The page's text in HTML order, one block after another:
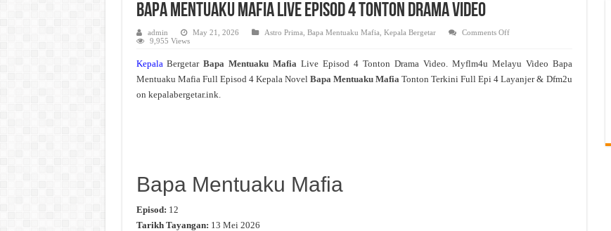
Bapa Mentuaku Mafia Live Episod 4 Tonton Drama Video
admin May 21, 2026 Astro Prima Bapa Mentuaku Mafia Kepala Bergetar Comments Offon
Live
4
9,955 Views
KepalaBergetarBapa Mentuaku MafiaLive Episod 4 Tonton Drama Video. Myflm4u Melayu Video Bapa
Mentuaku Mafia Full Episod 4 Kepala NovelBapa Mentuaku MafiaTonton Terkini Full Epi 4 Layanjer & Dfm2u
on kepalabergetar.ink.
Bapa Mentuaku Mafia
Episod: 12
Tarikh Tayangan: 13 Mei 2026